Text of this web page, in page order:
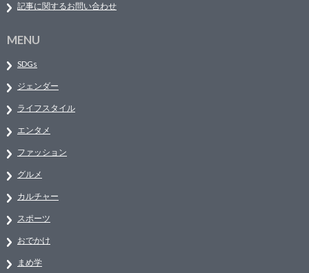
記事に関するお問い合わせ
MENU
SDGs
ジェンダー
ライフスタイル
エンタメ
ファッション
グルメ
カルチャー
スポーツ
おでかけ
まめ学